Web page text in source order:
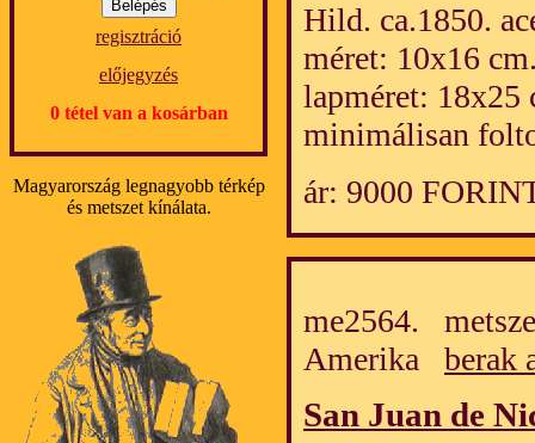
regisztráció
előjegyzés
0 tétel van a kosárban
Magyarország legnagyobb térkép
és metszet kínálata.
Hild. ca.1850.
méret: 10x16
lapméret: 18x25
minimálisan
ár: 9000
me2564.
Amerika berak
San Juan de